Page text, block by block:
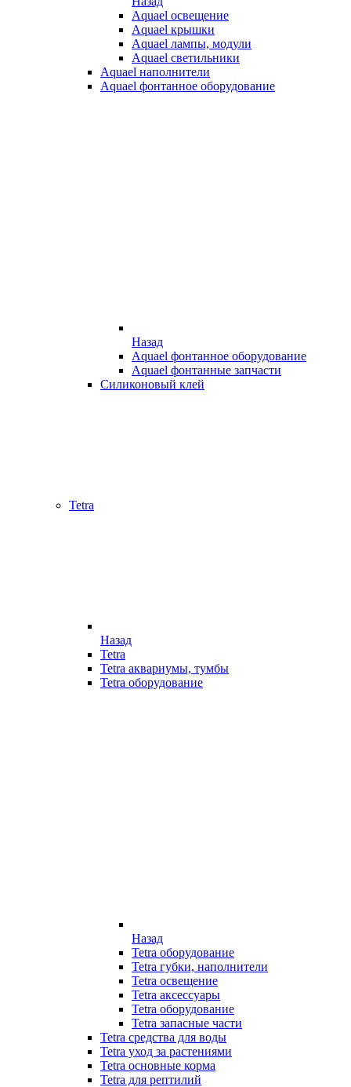
Aquael освещение
Aquael крышки
Aquael лампы, модули
Aquael светильники
Aquael наполнители
Aquael фонтанное оборудование
Назад
Aquael фонтанное оборудование
Aquael фонтанные запчасти
Силиконовый клей
Tetra
Назад
Tetra
Tetra аквариумы, тумбы
Tetra оборудование
Назад
Tetra оборудование
Tetra губки, наполнители
Tetra освещение
Tetra аксессуары
Tetra оборудование
Tetra запасные части
Tetra средства для воды
Tetra уход за растениями
Tetra основные корма
Tetra для рептилий